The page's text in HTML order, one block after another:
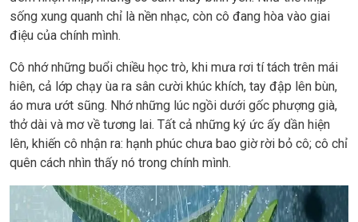
sống xung quanh chỉ là nền nhạc, còn cô đang hòa vào giai
điệu của chính mình.
Cô nhớ những buổi chiều học trò, khi mưa rơi tí tách trên mái
hiên, cả lớp chạy ùa ra sân cười khúc khích, tay đập lên bùn,
áo mưa ướt sũng. Nhớ những lúc ngồi dưới gốc phượng già,
thở dài và mơ về tương lai. Tất cả những ký ức ấy dần hiện
lên, khiến cô nhận ra: hạnh phúc chưa bao giờ rời bỏ cô; cô chỉ
quên cách nhìn thấy nó trong chính mình.